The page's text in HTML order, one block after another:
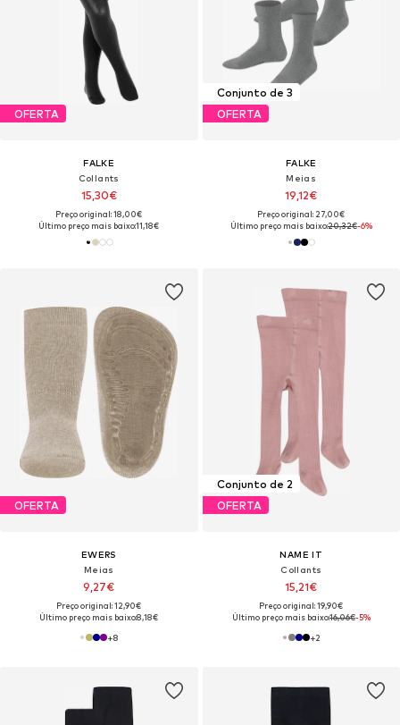
OFERTA
FALKE
Collants
15,30€
Preço original: 18,00€
Último preço mais baixo:11,18€
Conjunto de 3
OFERTA
FALKE
Meias
19,12€
Preço original: 27,00€
Último preço mais baixo:20,32€-6%
OFERTA
EWERS
Meias
9,27€
Preço original: 12,90€
Último preço mais baixo:8,18€
+8
Conjunto de 2
OFERTA
NAME IT
Collants
15,21€
Preço original: 19,90€
Último preço mais baixo:16,06€-5%
+2